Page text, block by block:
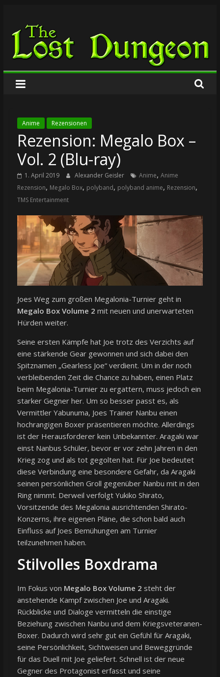
springen
The
Lost
Dungeon
Anime Rezensionen
Rezension: Megalo Box –
Vol. 2 (Blu-ray)
1. April 2019 Alexander Geisler Anime, Anime
Rezension, Megalo Box, polyband, polyband anime, Rezension,
TMS Entertainment
Joes Weg zum großen Megalonia-Turnier geht in
Megalo Box Volume 2 mit neuen und unerwarteten
Hürden weiter.
Seine ersten Kämpfe hat Joe trotz des Verzichts auf
eine stärkende Gear gewonnen und sich dabei den
Spitznamen „Gearless Joe“ verdient. Um in der noch
verbleibenden Zeit die Chance zu haben, einen Platz
beim Megalonia-Turnier zu ergattern, muss jedoch ein
starker Gegner her. Um so besser passt es, als
Vermittler Yabunuma, Joes Trainer Nanbu einen
hochrangigen Boxer präsentieren möchte. Allerdings
ist der Herausforderer kein Unbekannter. Aragaki war
einst Nanbus Schüler, bevor er vor zehn Jahren in den
Krieg zog und als tot gegolten hat. Für Joe bedeutet
diese Verbindung eine besondere Gefahr, da Aragaki
seinen persönlichen Groll gegenüber Nanbu mit in den
Ring nimmt. Derweil verfolgt Yukiko Shirato,
Vorsitzende des Megalonia ausrichtenden Shirato-
Konzerns, ihre eigenen Pläne, die schon bald auch
Einfluss auf Joes Bemühungen am Turnier
teilzunehmen haben.
Stilvolles Boxdrama
Im Fokus von Megalo Box Volume 2 steht der
anstehende Kampf zwischen Joe und Aragaki.
Rückblicke und Dialoge vermitteln die einstige
Beziehung zwischen Nanbu und dem Kriegsveteranen-
Boxer. Dadurch wird sehr gut ein Gefühl für Aragaki,
seine Persönlichkeit, Sichtweisen und Beweggründe
für das Duell mit Joe geliefert. Schnell ist der neue
Gegner des Protagonist erfasst und seine